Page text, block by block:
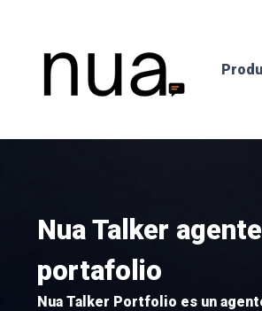
Nua Talker
portafolio
Nua Talker Portfolio es un